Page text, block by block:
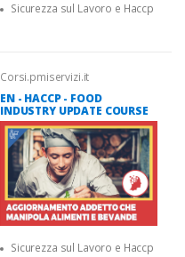
Sicurezza sul Lavoro e Haccp
Corsi.pmiservizi.it
EN - HACCP - FOOD
INDUSTRY UPDATE COURSE
Sicurezza sul Lavoro e Haccp